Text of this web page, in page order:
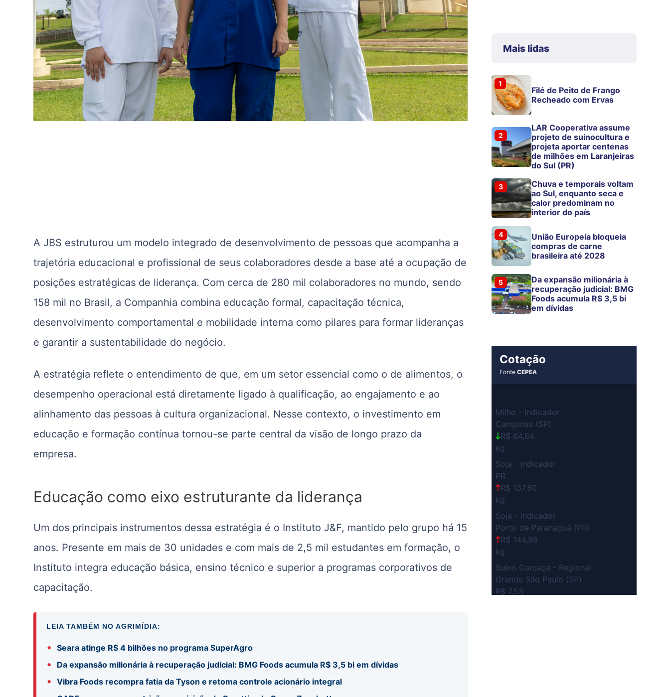
A JBS estruturou um modelo integrado de desenvolvimento de pessoas que acompanha a
trajetória educacional e profissional de seus colaboradores desde a base até a ocupação de
posições estratégicas de liderança. Com cerca de 280 mil colaboradores no mundo, sendo
158 mil no Brasil, a Companhia combina educação formal, capacitação técnica,
desenvolvimento comportamental e mobilidade interna como pilares para formar lideranças
e garantir a sustentabilidade do negócio.
A estratégia reflete o entendimento de que, em um setor essencial como o de alimentos, o
desempenho operacional está diretamente ligado à qualificação, ao engajamento e ao
alinhamento das pessoas à cultura organizacional. Nesse contexto, o investimento em
educação e formação contínua tornou-se parte central da visão de longo prazo da
empresa.
Educação como eixo estruturante da liderança
Um dos principais instrumentos dessa estratégia é o Instituto J&F, mantido pelo grupo há 15
anos. Presente em mais de 30 unidades e com mais de 2,5 mil estudantes em formação, o
Instituto integra educação básica, ensino técnico e superior a programas corporativos de
capacitação.
LEIA TAMBÉM NO AGRIMÍDIA:
• Seara atinge R$ 4 bilhões no programa SuperAgro
• Da expansão milionária à recuperação judicial: BMG Foods acumula R$ 3,5 bi em dívidas
• Vibra Foods recompra fatia da Tyson e retoma controle acionário integral
Mais lidas
1
Filé de Peito de Frango
Recheado com Ervas
2
LAR Cooperativa assume
projeto de suinocultura e
projeta aportar centenas
de milhões em Laranjeiras
do Sul (PR)
3
Chuva e temporais voltam
ao Sul, enquanto seca e
calor predominam no
interior do país
4
União Europeia bloqueia
compras de carne
brasileira até 2028
5
Da expansão milionária à
recuperação judicial: BMG
Foods acumula R$ 3,5 bi
em dívidas
Cotação
FonteCEPEA
Milho - Indicador
Campinas (SP)
R$ 64,84
kg
Soja - Indicador
PR
R$ 137,50
kg
Soja - Indicador
Porto de Paranaguá (PR)
R$ 144,98
kg
Suíno Carcaça - Regional
Grande São Paulo (SP)
R$ 7,53